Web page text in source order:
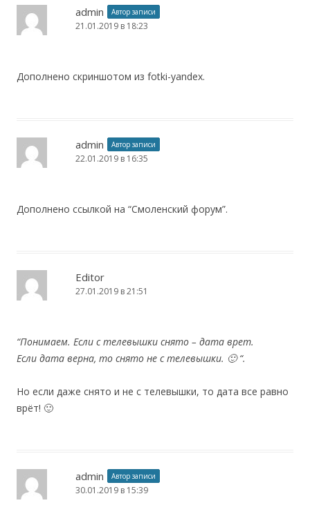
admin Автор записи
21.01.2019 в 18:23
Дополнено скриншотом из fotki-yandex.
admin Автор записи
22.01.2019 в 16:35
Дополнено ссылкой на “Смоленский форум”.
Editor
27.01.2019 в 21:51
“Понимаем. Если с телевышки снято – дата врет.
Если дата верна, то снято не с телевышки. 🙂 “.
Но если даже снято и не с телевышки, то дата все равно
врёт! 🙂
admin Автор записи
30.01.2019 в 15:39